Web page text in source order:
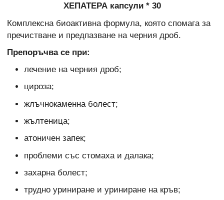
ХЕПАТЕРА капсули * 30
Комплексна биоактивна формула, която спомага за
пречистване и предпазване на черния дроб.
Препоръчва се при:
лечение на черния дроб;
цироза;
жлъчнокаменна болест;
жълтеница;
атоничен запек;
проблеми със стомаха и далака;
захарна болест;
трудно уриниране и уриниране на кръв;